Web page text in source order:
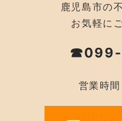
鹿児島市の
お気軽に
営業時